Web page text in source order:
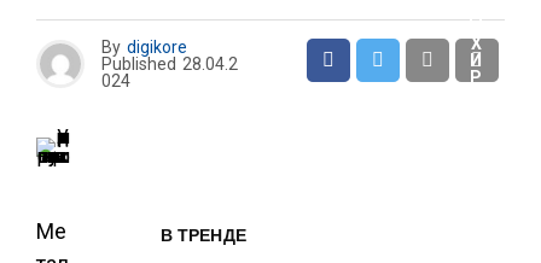
Ы
Х
И
Р
By digikore
Published 28.04.2
024
Ме
В ТРЕНДЕ